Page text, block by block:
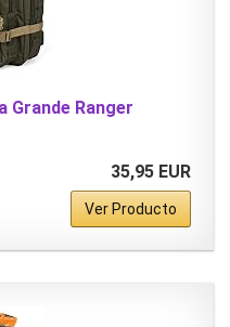
Grande Ranger
35,95 EUR
Ver Producto